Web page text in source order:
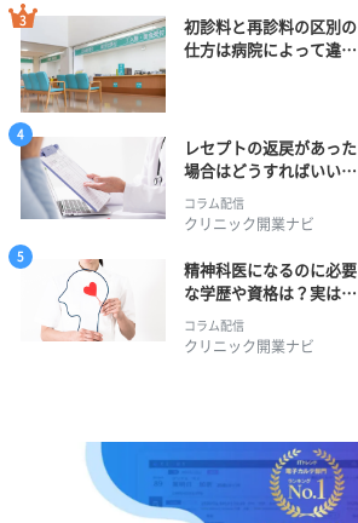
初診料と再診料の区別の
仕方は病院によって違
レセプトの返戻があった
場合はどうすればいい？
そのプロセスとは？
コラム配信
クリニック開業ナビ
精神科医になるのに必要
な学歴や資格は？実は学
士編入学からでも目指せ
る！
コラム配信
クリニック開業ナビ